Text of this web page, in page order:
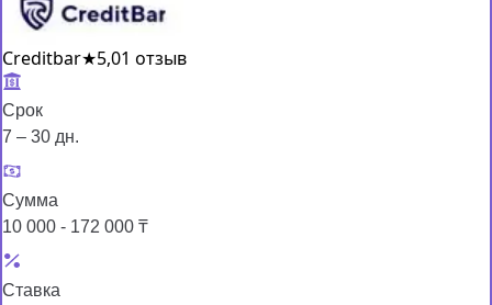
Creditbar★5,01 отзыв
Срок
7 – 30 дн.
Сумма
10 000 - 172 000 ₸
Ставка